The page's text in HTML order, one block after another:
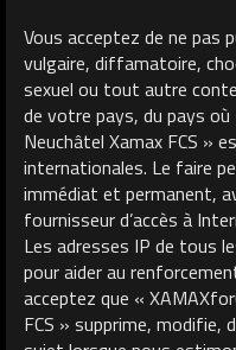
Vous acceptez de ne pas
vulgaire, diffamatoire,
sexuel ou tout autre
de votre pays, du pays
Neuchâtel Xamax FCS »
internationales. Le faire
immédiat et permanent,
fournisseur d’accès à
Les adresses IP de tous
pour aider au
acceptez que «
FCS » supprime, modifie,